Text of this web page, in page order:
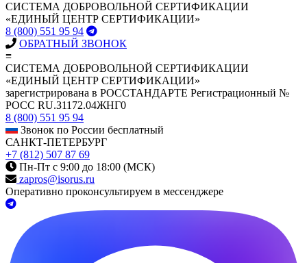
СИСТЕМА ДОБРОВОЛЬНОЙ СЕРТИФИКАЦИИ
«ЕДИНЫЙ ЦЕНТР СЕРТИФИКАЦИИ»
8 (800) 551 95 94
ОБРАТНЫЙ ЗВОНОК
≡
СИСТЕМА ДОБРОВОЛЬНОЙ СЕРТИФИКАЦИИ
«ЕДИНЫЙ ЦЕНТР СЕРТИФИКАЦИИ»
зарегистрирована в РОССТАНДАРТЕ Регистрационный №
РОСС RU.З1172.04ЖНГ0
8 (800) 551 95 94
Звонок по России бесплатный
САНКТ-ПЕТЕРБУРГ
+7 (812) 507 87 69
Пн-Пт с 9:00 до 18:00 (МСК)
zapros@isorus.ru
Оперативно проконсультируем в мессенджере